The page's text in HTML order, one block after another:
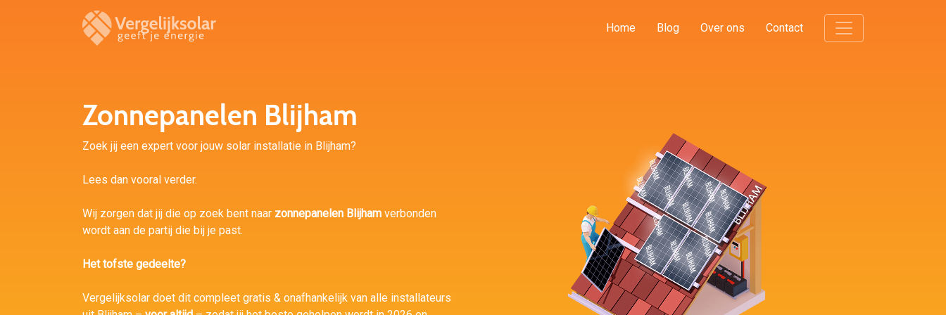
Home Blog Over ons Contact
Zonnepanelen Blijham
Zoek jij een expert voor jouw solar installatie in Blijham?
Lees dan vooral verder.
Wij zorgen dat jij die op zoek bent naar zonnepanelen Blijham verbonden
wordt aan de partij die bij je past.
Het tofste gedeelte?
Vergelijksolar doet dit compleet gratis & onafhankelijk van alle installateurs